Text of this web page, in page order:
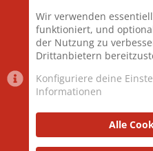
Mitglieder
Neuestes Mitglied
Wir verwenden
funktioniert, und
der Nutzung zu
Drittanbietern
Konfiguriere deine
Informationen
Alle